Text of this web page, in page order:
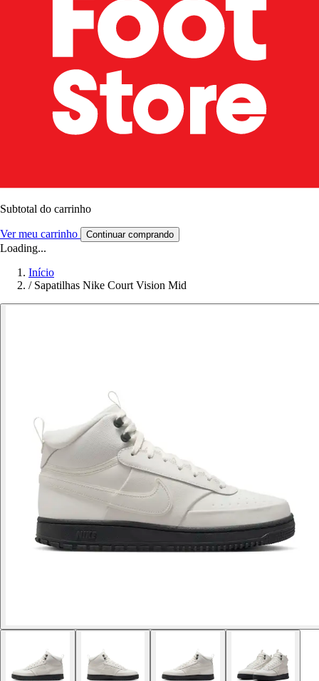
Subtotal do carrinho
Ver meu carrinho Continuar comprando
Loading...
Início
/ Sapatilhas Nike Court Vision Mid